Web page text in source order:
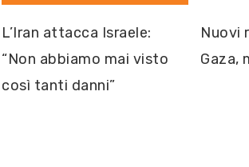
L’Iran attacca Israele:
“Non abbiamo mai visto
così tanti danni”
Nuovi
Gaza,